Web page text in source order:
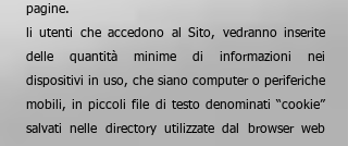
pagine.
li utenti che accedono al Sito, vedranno inserite
delle quantità minime di informazioni nei
dispositivi in uso, che siano computer o periferiche
mobili, in piccoli file di testo denominati “cookie”
salvati nelle directory utilizzate dal browser web